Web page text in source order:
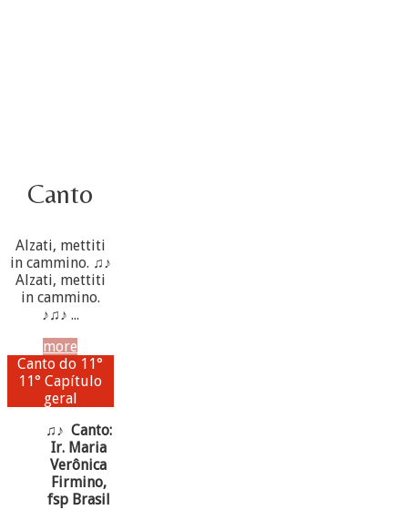
Canto
Alzati, mettiti
in cammino. ♫♪
Alzati, mettiti
in cammino.
♪♫♪ ...
more
Canto do 11°
11° Capítulo
geral
♫♪ Canto:
Ir. Maria
Verônica
Firmino,
fsp Brasil